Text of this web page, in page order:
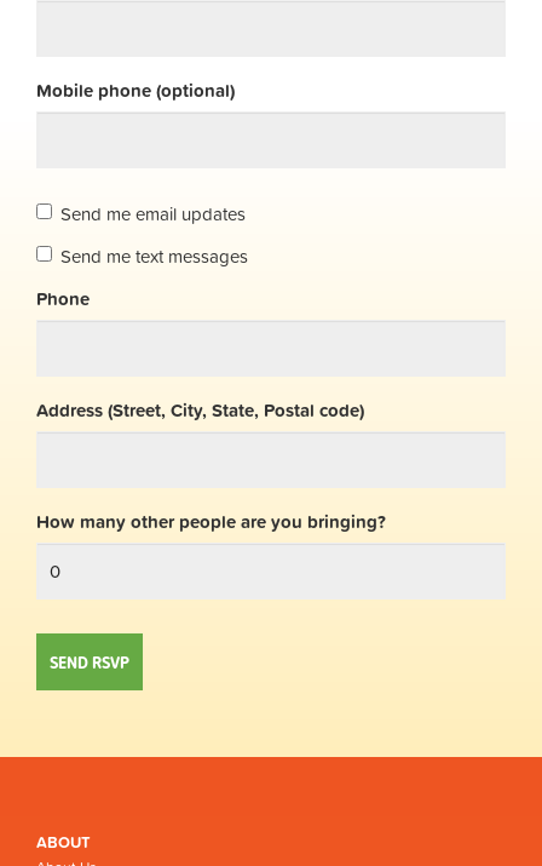
Mobile phone (optional)
Send me email updates
Send me text messages
Phone
Address (Street, City, State, Postal code)
How many other people are you bringing?
ABOUT